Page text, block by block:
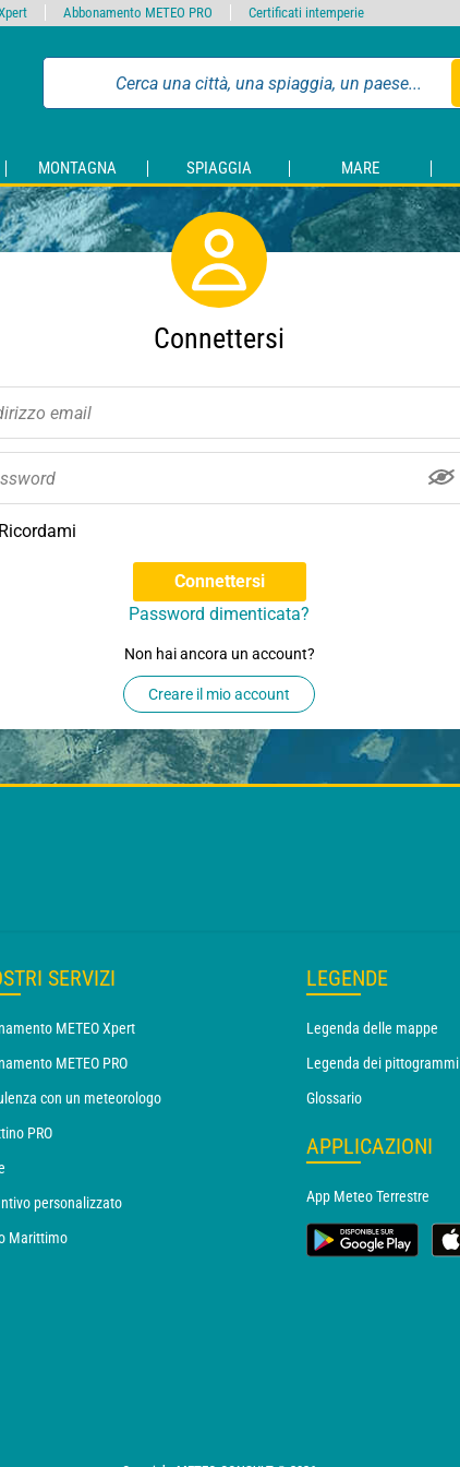
MONTAGNA SPIAGGIA MARE
Connettersi
Ricordami
Connettersi
Password dimenticata?
Non hai ancora un account?
Creare il mio account
SERVIZI
METEO Xpert
METEO PRO
con un meteorologo
PRO
personalizzato
Marittimo
LEGENDE
Legenda delle mappe
Legenda dei pittogrammi
Glossario
APPLICAZIONI
App Meteo Terrestre
Abbonamento METEO PRO Certificati intemperie